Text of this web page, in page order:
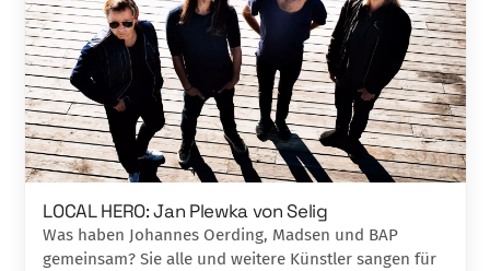
LOCAL HERO: Jan Plewka von Selig
Was haben Johannes Oerding, Madsen und BAP
gemeinsam? Sie alle und weitere Künstler sangen für